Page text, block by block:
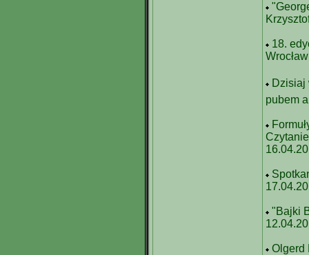
18.
Dzisiaj
pubem
"Bajki
Olgerd